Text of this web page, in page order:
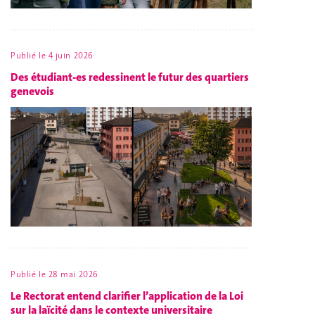
Publié le 4 juin 2026
Des étudiant-es redessinent le futur des quartiers
genevois
Publié le 28 mai 2026
Le Rectorat entend clarifier l’application de la Loi
sur la laïcité dans le contexte universitaire